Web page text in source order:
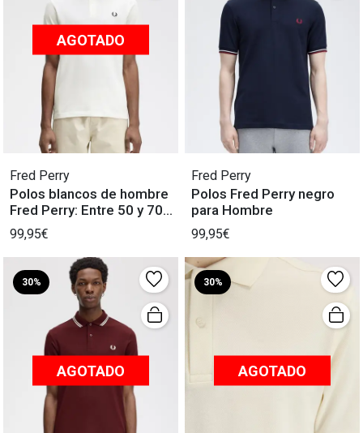
AGOTADO
Fred Perry
Polos blancos de hombre
Fred Perry: Entre 50 y 70
caracteres.
99,95€
Fred Perry
Polos Fred Perry negro
para Hombre
99,95€
30%
AGOTADO
30%
AGOTADO